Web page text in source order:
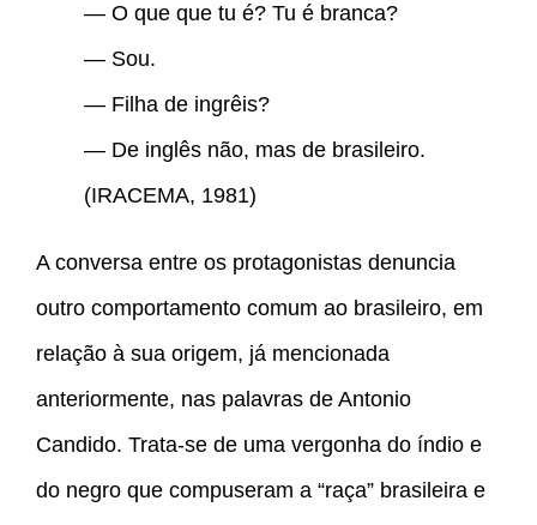
— O que que tu é? Tu é branca?
— Sou.
— Filha de ingrêis?
— De inglês não, mas de brasileiro.
(IRACEMA, 1981)
A conversa entre os protagonistas denuncia
outro comportamento comum ao brasileiro, em
relação à sua origem, já mencionada
anteriormente, nas palavras de Antonio
Candido. Trata-se de uma vergonha do índio e
do negro que compuseram a “raça” brasileira e